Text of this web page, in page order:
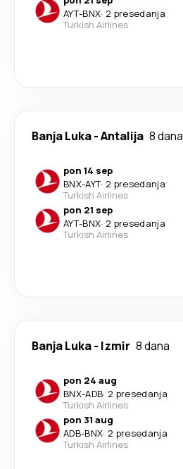
AYT-BNX· 2 presedanja
Turkish Airlines
Banja Luka-Antalija 8 dana
pon 14 sep
BNX-AYT· 2 presedanja
Turkish Airlines
pon 21 sep
AYT-BNX· 2 presedanja
Turkish Airlines
Banja Luka- Izmir 8 dana
pon 24 aug
BNX-ADB· 2 presedanja
Turkish Airlines
pon 31 aug
ADB-BNX· 2 presedanja
Turkish Airlines